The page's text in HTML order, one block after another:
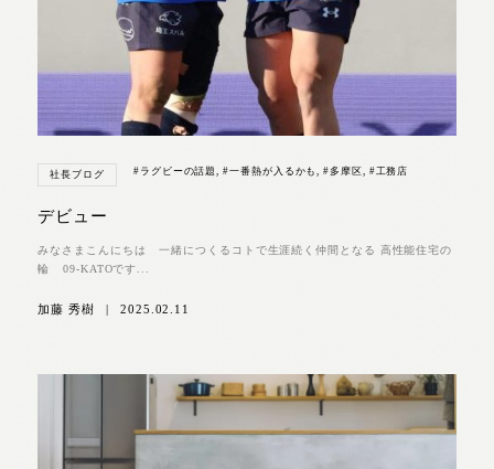
社長ブログ #ラグビーの話題,#一番熱が入るかも,#多摩区, #工務店
デビュー
みなさまこんにちは 一緒につくるコトで生涯続く仲間となる 高性能住宅の
輪 09-KATOです...
加藤 秀樹 | 2025.02.11